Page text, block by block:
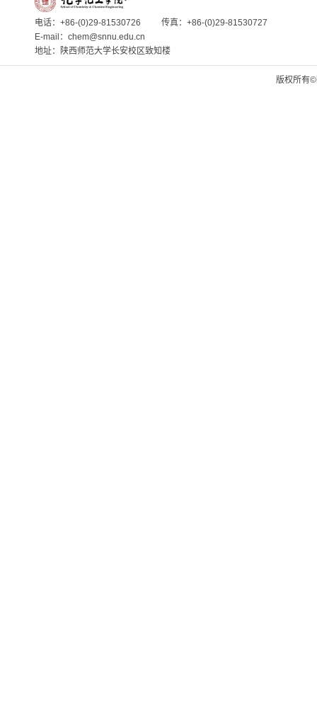
电话：+86-(0)29-81530726
传真：+86-(0)29-81530727
E-mail：chem@snnu.edu.cn
地址：陕西师范大学长安校区致知楼
版权所有